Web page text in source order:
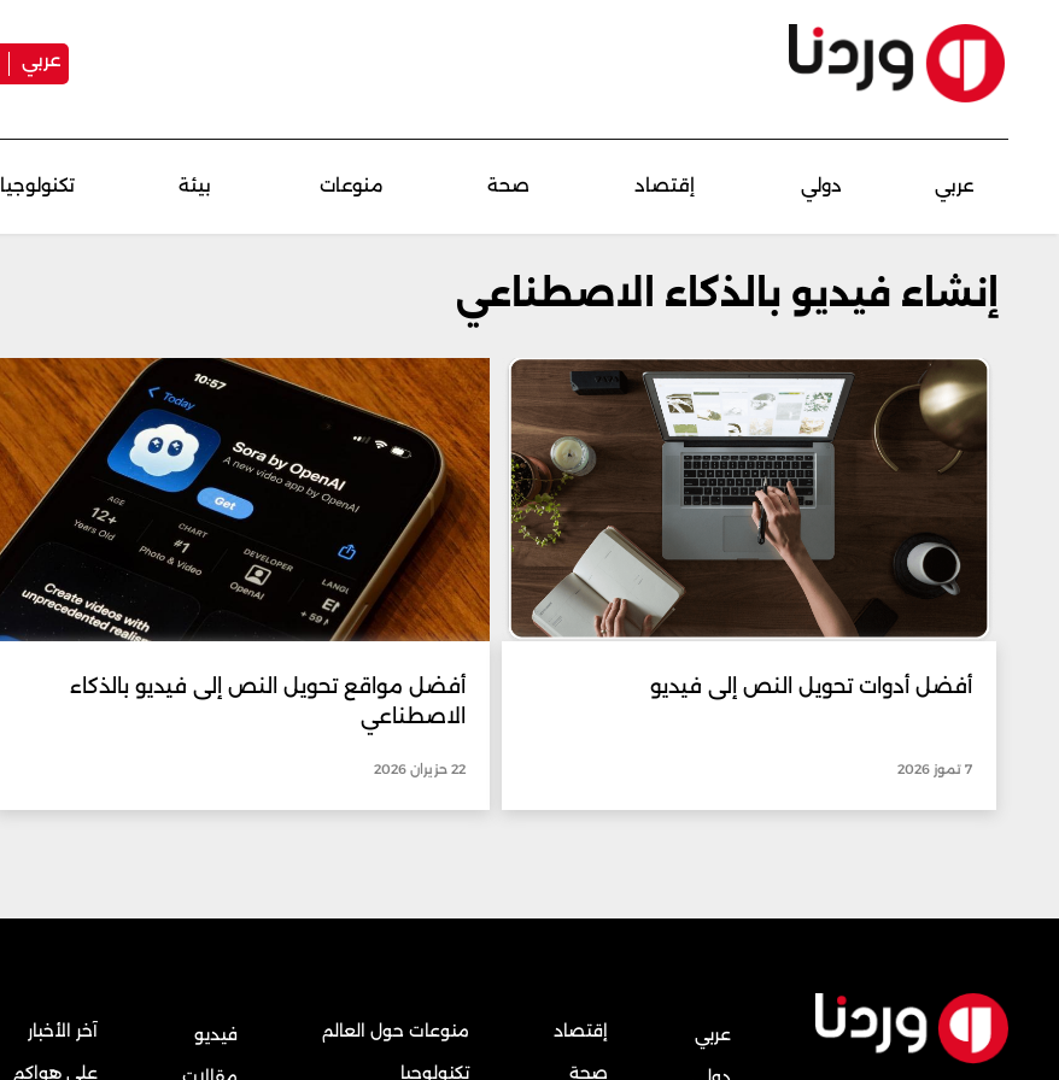
عربي
عربي دولي إقتصاد صحة منوعات بيئة تكنولوجيا
إنشاء فيديو بالذكاء الاصطناعي
أفضل أدوات تحويل النص إلى فيديو
7 تموز 2026
أفضل مواقع تحويل النص إلى فيديو بالذكاء
الاصطناعي
22 حزيران 2026
عربي
إقتصاد
صحة
منوعات حول العالم
تكنولوجيا
فيديو
آخر الأخبار
على هواكم